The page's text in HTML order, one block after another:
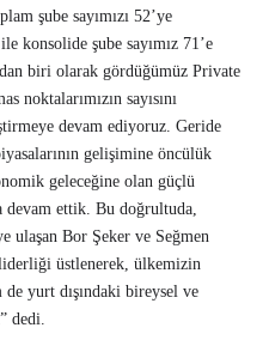
şube sayımızı 52’ye
konsolide şube sayımız 71’e
biri olarak gördüğümüz Private
noktalarımızın sayısını
devam ediyoruz. Geride
gelişimine öncülük
geleceğine olan güçlü
devam ettik. Bu doğrultuda,
ulaşan Bor Şeker ve Seğmen
üstlenerek, ülkemizin
yurt dışındaki bireysel ve
dedi.